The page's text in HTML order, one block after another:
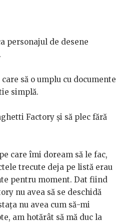
personajul de desene
să o umplu cu documente
simplă.
Factory și să plec fără
care îmi doream să le fac,
trecute deja pe listă erau
pentru moment. Dat fiind
nu avea să se deschidă
nu avea cum să-mi
am hotărât să mă duc la